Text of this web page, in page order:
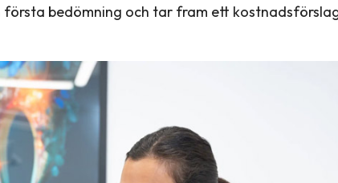
bedömning och tar fram ett